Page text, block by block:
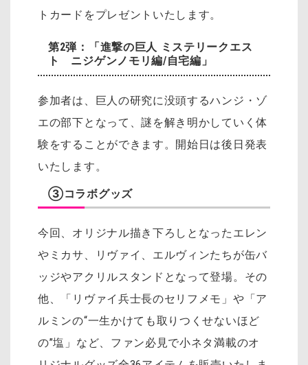
トカードをプレゼントいたします。
第2弾：「進撃の巨人 ミステリークエス
ト ニジゲンノモリ編/自宅編」
参加者は、巨人の研究に没頭するハンジ・ゾ
エの部下となって、謎を解き明かしていく体
験をすることができます。開始日は後日発表
いたします。
③コラボグッズ
今回、オリジナル描き下ろしとなったエレン
やミカサ、リヴァイ、エルヴィンたちが缶バ
ッジやアクリルスタンドとなって登場。その
他、「リヴァイ兵士長のセリフメモ」や「ア
ルミンの“一生かけても取りつくせないほど
の”塩」など、ファン必見で小ネタ満載のオ